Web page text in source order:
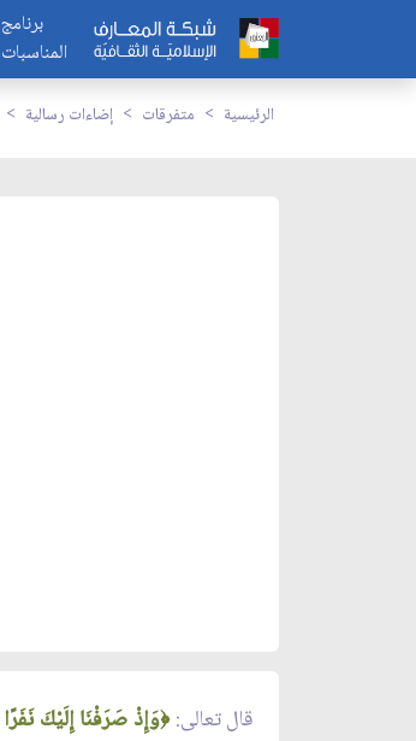
برنامج
المناسبات
الرئيسية متفرقات إضاءات رسالية
قال تعالى:﴿